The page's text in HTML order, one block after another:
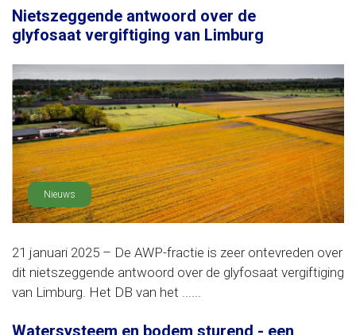
Nietszeggende antwoord over de
glyfosaat vergiftiging van Limburg
Nieuws
21 januari 2025 – De AWP-fractie is zeer ontevreden over
dit nietszeggende antwoord over de glyfosaat vergiftiging
van Limburg. Het DB van het ......
Watersysteem en bodem sturend - een